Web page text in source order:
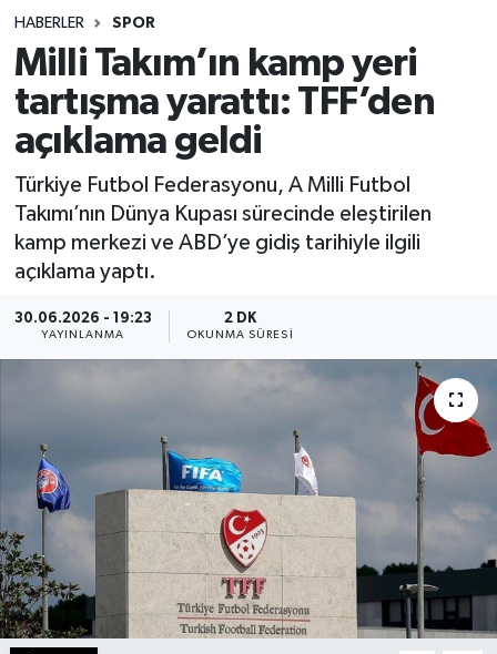
HABERLER SPOR
Milli Takım’ın kamp yeri
tartışma yarattı: TFF’den
açıklama geldi
Türkiye Futbol Federasyonu, A Milli Futbol
Takımı’nın Dünya Kupası sürecinde eleştirilen
kamp merkezi ve ABD’ye gidiş tarihiyle ilgili
açıklama yaptı.
30.06.2026 - 19:23
YAYINLANMA
2 DK
OKUNMA SÜRESI
Spor
Teknoloji
Yaşam